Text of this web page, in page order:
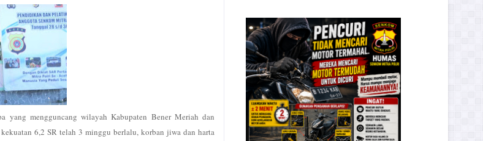
yang mengguncang wilayah Kabupaten Bener Meriah dan
6,2 SR telah 3 minggu berlalu, korban jiwa dan harta